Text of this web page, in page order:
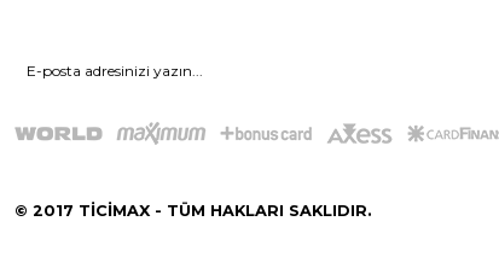
© 2017 TİCİMAX - TÜM HAKLARI SAKLIDIR.